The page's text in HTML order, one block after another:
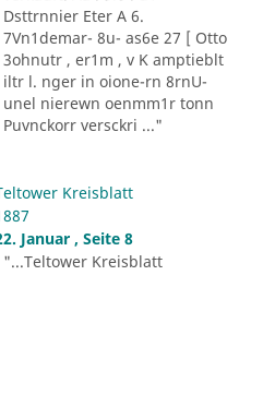
Dsttrnnier Eter A 6.
7Vn1demar- 8u- as6e 27 [ Otto
3ohnutr , er1m , v K amptieblt
iltr l. nger in oione-rn 8rnU-
unel nierewn oenmm1r tonn
Puvnckorr versckri ..."
Kreisblatt
Januar , Seite 8
"...Teltower Kreisblatt